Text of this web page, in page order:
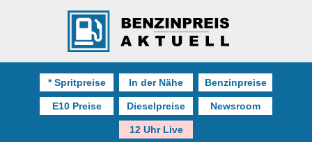
* Spritpreise In der Nähe Benzinpreise
E10 Preise Dieselpreise Newsroom
12 Uhr Live